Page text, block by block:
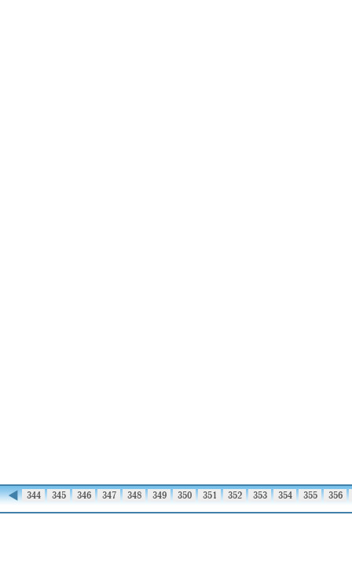
◀
343 344 345 346 347 348 349 350 351 352 353 354 355 356